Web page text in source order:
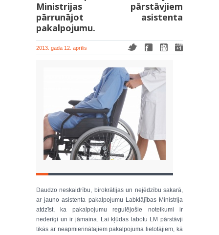
Ministrijas pārstāvjiem
pārrunājot asistenta
pakalpojumu.
2013. gada 12. aprīlis
Daudzo neskaidrību, birokrātijas un nejēdzību sakarā,
ar jauno asistenta pakalpojumu Labklājības Ministrija
atdzīst, ka pakalpojumu regulējošie noteikumi ir
nederīgi un ir jāmaina. Lai kļūdas labotu LM pārstāvji
tikās ar neapmierinātajiem pakalpojuma lietotājiem, kā